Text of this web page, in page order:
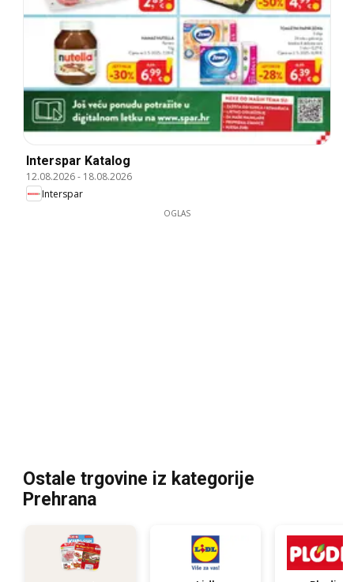
Interspar Katalog
12.08.2026- 18.08.2026
Interspar
OGLAS
Ostale trgovine iz kategorije
Prehrana